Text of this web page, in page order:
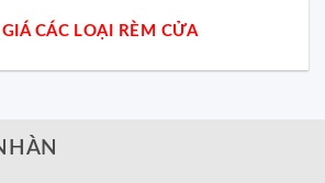
GIÁ CÁC LOẠI RÈM CỬA